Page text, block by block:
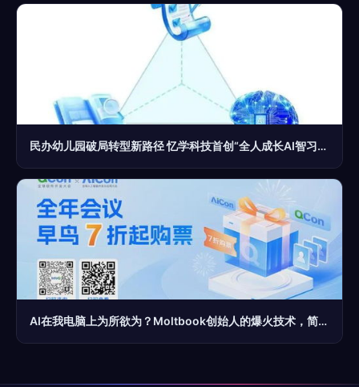
民办幼儿园破局转型新路径 忆学科技首创“全人成长AI智习室”引领行业升级
AI在我电脑上为所欲为？Moltbook创始人的爆火技术，简单到离谱